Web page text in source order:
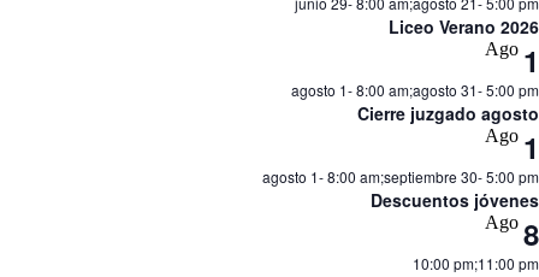
Liceo Verano 2026
Ago 1
agosto 1- 8:00 am;agosto 31- 5:00 pm
Cierre juzgado agosto
Ago 1
agosto 1- 8:00 am;septiembre 30- 5:00 pm
Descuentos jóvenes
Ago 8
10:00 pm;11:00 pm